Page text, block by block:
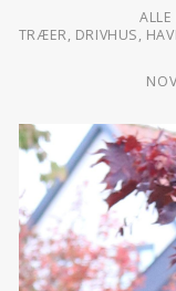
TRÆER, DRIVHUS,